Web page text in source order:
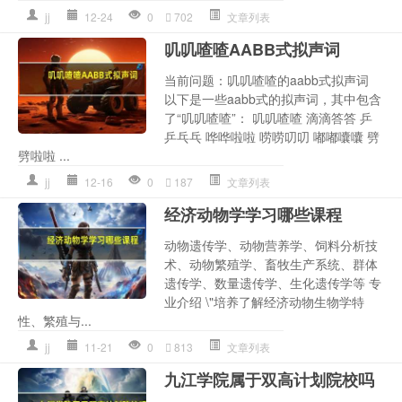
jj 12-24 0 702 文章列表
叽叽喳喳AABB式拟声词
当前问题：叽叽喳喳的aabb式拟声词
以下是一些aabb式的拟声词，其中包含
了“叽叽喳喳”： 叽叽喳喳 滴滴答答 乒
乒乓乓 哗哗啦啦 唠唠叨叨 嘟嘟囔囔 劈
劈啦啦 ...
jj 12-16 0 187 文章列表
经济动物学学习哪些课程
动物遗传学、动物营养学、饲料分析技
术、动物繁殖学、畜牧生产系统、群体
遗传学、数量遗传学、生化遗传学等 专
业介绍 \"培养了解经济动物生物学特
性、繁殖与...
jj 11-21 0 813 文章列表
九江学院属于双高计划院校吗